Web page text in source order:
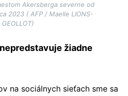
Akersberga severne od
2023 ( AFP / Maelle LIONS-
GEOLLOT)
žiadne
na sociálnych sieťach sme sa